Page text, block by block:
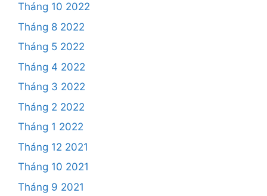
Tháng 10 2022
Tháng 8 2022
Tháng 5 2022
Tháng 4 2022
Tháng 3 2022
Tháng 2 2022
Tháng 1 2022
Tháng 12 2021
Tháng 10 2021
Tháng 9 2021